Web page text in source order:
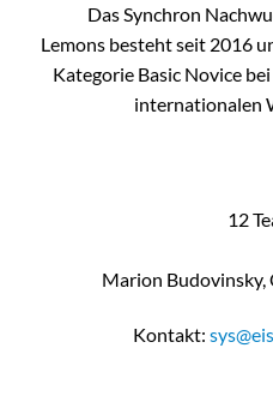
Das Synchron
Lemons besteht seit 2016
Kategorie Basic Novice
internationalen
12
Marion Budovinsky,
Kontakt: